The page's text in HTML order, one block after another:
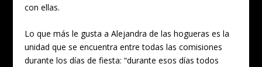
con ellas.
Lo que más le gusta a Alejandra de las hogueras es la
unidad que se encuentra entre todas las comisiones
durante los días de fiesta: “durante esos días todos